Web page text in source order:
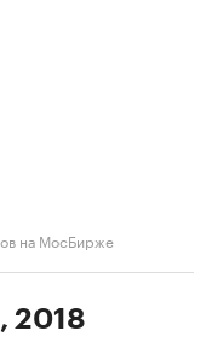
на МосБирже
2018